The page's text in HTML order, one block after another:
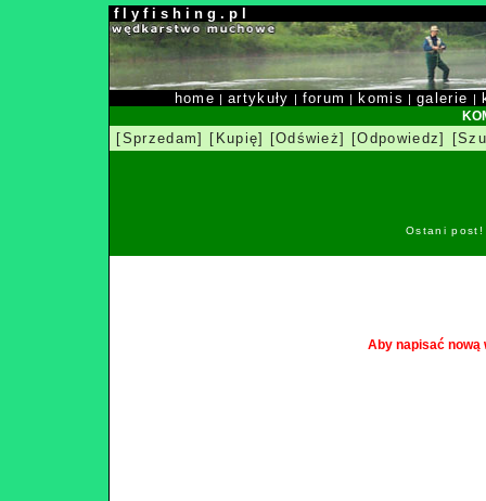
f l y f i s h i n g . p l
home |artykuły | forum | komis |galerie |
[Sprzedam] [Kupię] [Odśwież] [Odpowiedz]
Ostani post!
Aby napisać nową